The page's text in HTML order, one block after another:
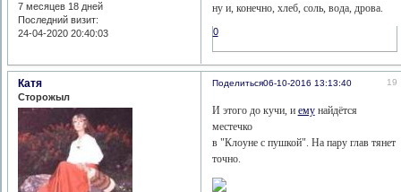
7 месяцев 18 дней
Последний визит:
24-04-2020 20:40:03
ну и, конечно, хлеб, соль, вода, дрова.
0
Поделиться 19
06-10-2016 13:13:40
Катя
Сторожыл
И этого до кучи, и емунайдётся
местечко
в "Клоуне с пушкой". На пару глав тянет
точно.